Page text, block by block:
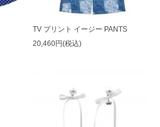
TV プリント イージー PANTS
20,460円(税込)